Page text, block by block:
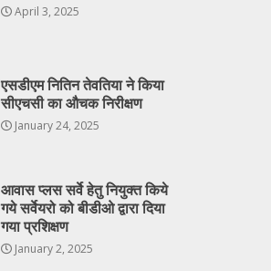
April 3, 2025
एसडीएम नितिन तेवतिया ने किया
सीएचसी का औचक निरीक्षण
January 24, 2025
आवास प्लस सर्वे हेतु नियुक्त किये
गये सर्वेयरो को बीडीओ द्वारा दिया
गया प्रशिक्षण
January 2, 2025